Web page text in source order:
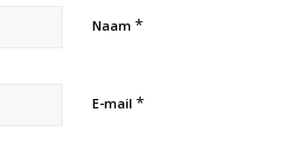
Naam *
E-mail *